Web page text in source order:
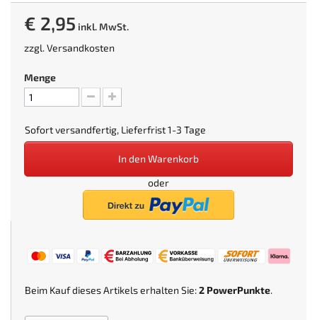
€ 2,95 inkl. MwSt.
zzgl.Versandkosten
Menge
Sofort versandfertig, Lieferfrist 1-3 Tage
In den Warenkorb
oder
Beim Kauf dieses Artikels erhalten Sie:2 PowerPunkte.